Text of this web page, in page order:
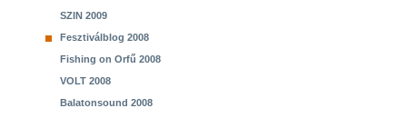
SZIN 2009
Fesztiválblog 2008
Fishing on Orfű 2008
VOLT 2008
Balatonsound 2008